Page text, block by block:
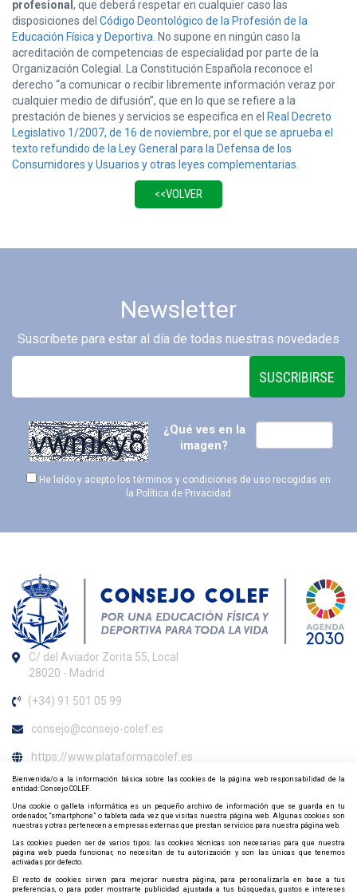
profesional , que deberá respetar en cualquier caso las
disposiciones del Código Deontológico de la Profesión de la
Educación Física y Deportiva . No supone en ningún caso la
acreditación de competencias de especialidad por parte de la
Organización Colegial. La Constitución Española reconoce el
derecho “a comunicar o recibir libremente información veraz por
cualquier medio de difusión”, que en lo que se refiere a la
prestación de bienes y servicios se especifica en el Real Decreto
Legislativo 1/2007, de 16 de noviembre, por el que se aprueba el
texto refundido de la Ley General para la Defensa de los
Consumidores y Usuarios y otras leyes complementarias
Newsletter
Suscríbete para estar al día de todas nuestras novedades
SUSCRIBIRSE
¿Qué ves en la
imagen?
He leído y acepto los términos y condiciones de uso recogidas en
la Política de Privacidad
C/ del Aviador Zorita 55, Local
28020 - Madrid
(+34) 91 501 05 99
consejo@consejo-colef.es
https://www.plataformacolef.es
Horario de atención al colegiado
De lunes a viernes de 09:00 h. a 20:00 h.
Contacta y síguenos por redes sociales
Bienvenida/o a la información básica sobre las cookies de la página web responsabilidad de la
entidad: Consejo COLEF.
Una cookie o galleta informática es un pequeño archivo de información que se guarda en tu
ordenador, “smartphone” o tableta cada vez que visitas nuestra página web. Algunas cookies son
nuestras y otras pertenecen a empresas externas que prestan servicios para nuestra página web.
Las cookies pueden ser de varios tipos: las cookies técnicas son necesarias para que nuestra
página web pueda funcionar, no necesitan de tu autorización y son las únicas que tenemos
activadas por defecto.
El resto de cookies sirven para mejorar nuestra página, para personalizarla en base a tus
preferencias, o para poder mostrarte publicidad ajustada a tus búsquedas, gustos e intereses